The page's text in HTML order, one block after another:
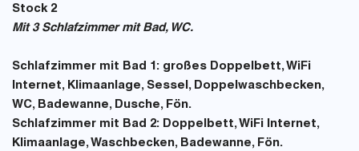
Stock 2
Mit 3 Schlafzimmer mit Bad, WC.
Schlafzimmer mit Bad 1: großes Doppelbett, WiFi
Internet, Klimaanlage, Sessel, Doppelwaschbecken,
WC, Badewanne, Dusche, Fön.
Schlafzimmer mit Bad 2: Doppelbett, WiFi Internet,
Klimaanlage, Waschbecken, Badewanne, Fön.